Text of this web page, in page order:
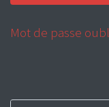
Mot de passe